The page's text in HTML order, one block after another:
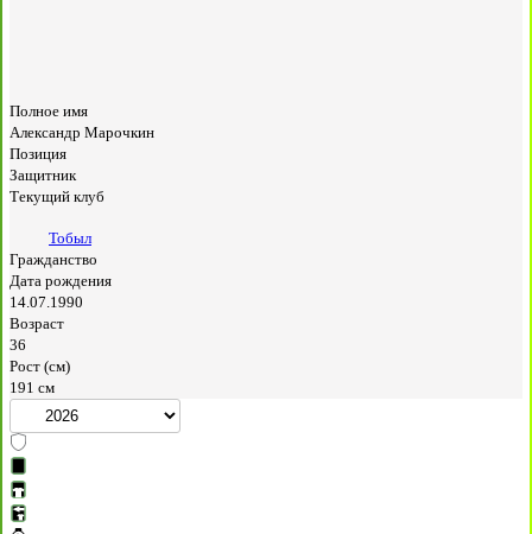
Полное имя
Александр Марочкин
Позиция
Защитник
Текущий клуб
Тобыл
Гражданство
Дата рождения
14.07.1990
Возраст
36
Рост (см)
191 см